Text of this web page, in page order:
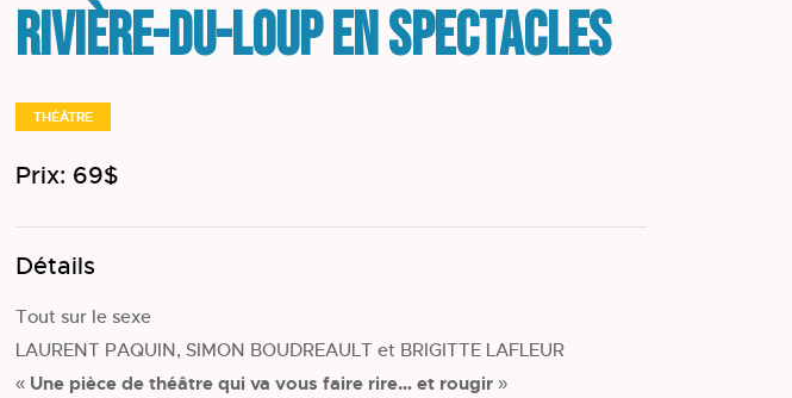
Rivière-du-Loup en spectacles
THÉÂTRE
Prix: 69$
Détails
Tout sur le sexe
LAURENT PAQUIN, SIMON BOUDREAULT et BRIGITTE LAFLEUR
« Une pièce de théâtre qui va vous faire rire… et rougir »